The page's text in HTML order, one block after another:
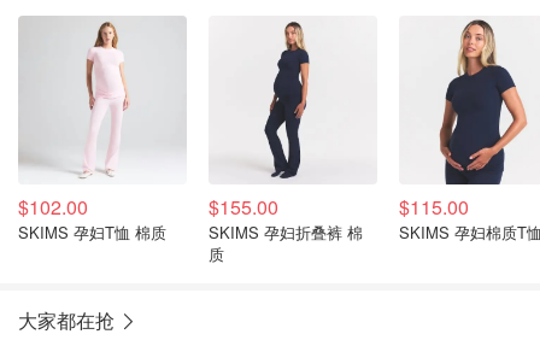
$102.00
SKIMS 孕妇T恤 棉质
$155.00
SKIMS 孕妇折叠裤 棉
质
$115.00
SKIMS 孕妇棉质T
大家都在抢